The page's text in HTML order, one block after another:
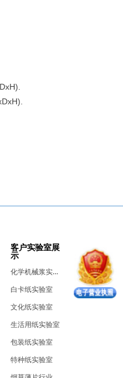
化学机械浆实验室
白卡纸实验室
文化纸实验室
生活用纸实验室
包装纸实验室
特种纸实验室
客户实验室展
示